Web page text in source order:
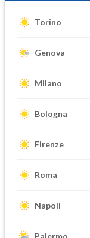
Torino
Genova
Milano
Bologna
Firenze
Roma
Napoli